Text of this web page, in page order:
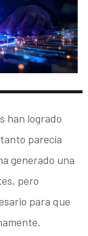
han logrado
parecía
generado una
pero
para que